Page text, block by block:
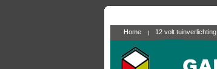
Home 12 volt tuinverlichting